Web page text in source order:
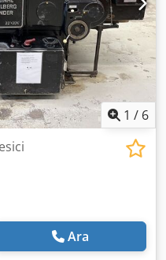
1 / 6
Ara